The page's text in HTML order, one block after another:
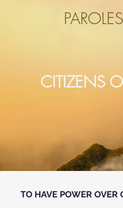
CITIZENS
TO HAVE POWER OVER